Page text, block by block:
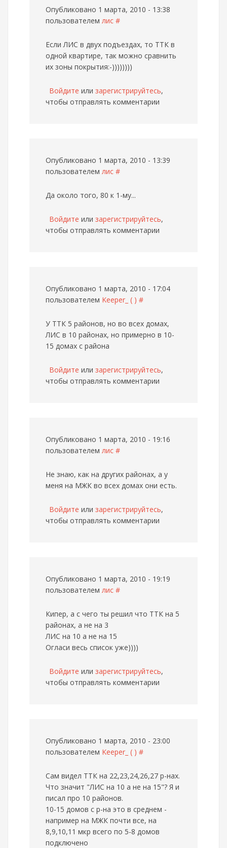
Опубликовано 1 марта, 2010 - 13:38
пользователем лис #
Если ЛИС в двух подъездах, то ТТК в
одной квартире, так можно сравнить
их зоны покрытия:-))))))))
Войдите или зарегистрируйтесь,
чтобы отправлять комментарии
Опубликовано 1 марта, 2010 - 13:39
пользователем лис #
Да около того, 80 к 1-му...
Войдите или зарегистрируйтесь,
чтобы отправлять комментарии
Опубликовано 1 марта, 2010 - 17:04
пользователем Keeper_ ( ) #
У ТТК 5 районов, но во всех домах,
ЛИС в 10 районах, но примерно в 10-
15 домах с района
Войдите или зарегистрируйтесь,
чтобы отправлять комментарии
Опубликовано 1 марта, 2010 - 19:16
пользователем лис #
Не знаю, как на других районах, а у
меня на МЖК во всех домах они есть.
Войдите или зарегистрируйтесь,
чтобы отправлять комментарии
Опубликовано 1 марта, 2010 - 19:19
пользователем лис #
Кипер, а с чего ты решил что ТТК на 5
районах, а не на 3
ЛИС на 10 а не на 15
Огласи весь список уже))))
Войдите или зарегистрируйтесь,
чтобы отправлять комментарии
Опубликовано 1 марта, 2010 - 23:00
пользователем Keeper_ ( ) #
Сам видел ТТК на 22,23,24,26,27 р-нах.
Что значит "ЛИС на 10 а не на 15"? Я и
писал про 10 районов.
10-15 домов с р-на это в среднем -
например на МЖК почти все, на
8,9,10,11 мкр всего по 5-8 домов
подключено